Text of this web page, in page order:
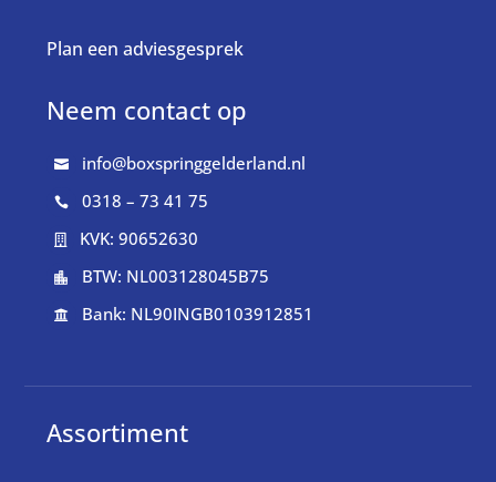
Plan een adviesgesprek
Neem contact op
 info@boxspringgelderland.nl
 0318 – 73 41 75
 KVK: 90652630
 BTW: NL003128045B75
 Bank: NL90INGB0103912851
Assortiment